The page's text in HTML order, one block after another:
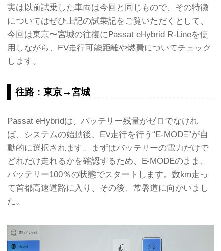
会でチェックした。
新型Passatは、フルモデルチェンジを
機にステーションワゴンボディのみと
なり、これまで「Passat Variant」と
呼ばれてきたワゴンは、単にPassatと
名乗ることになった。
ジャパン（VWJ）...
実は以前試乗した車両は今回と同じもので、その特徴
についてはぜひ上記の試乗記をご覧いただくとして、
今回は東京〜宮城の往復にPassat eHybrid R-Lineを使
用しながら、EV走行可能距離や燃費についてチェック
します。
往路：東京→宮城
Passat eHybridは、バッテリー残量がゼロでなけれ
ば、システムの始動後、EV走行を行う“E-MODE”が自
動的に選択されます。まずはバッテリーの電力だけで
どれだけ走れるかを確認するため、E-MODEのまま、
バッテリー100％の状態でスタートします。数km走っ
て首都高速道路に入り、その後、常磐道に向かいまし
た。